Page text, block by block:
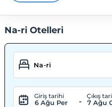
Na-ri Otelleri
Giriş tarihi
6 Ağu Per -
Çıkış
7 Ağu